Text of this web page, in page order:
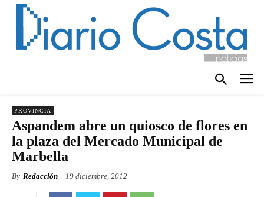
PROVINCIA
Aspandem abre un quiosco de flores en
la plaza del Mercado Municipal de
Marbella
By Redacción 19 diciembre, 2012